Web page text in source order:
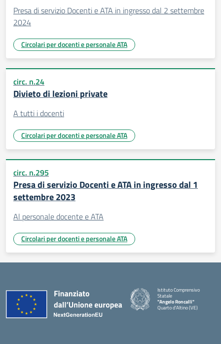
Presa di servizio Docenti e ATA in ingresso dal 2 settembre
2024
Circolari per docenti e personale ATA
circ. n.24
Divieto di lezioni private
A tutti i docenti
Circolari per docenti e personale ATA
circ. n.295
Presa di servizio Docenti e ATA in ingresso dal 1
settembre 2023
Al personale docente e ATA
Circolari per docenti e personale ATA
Istituto Comprensivo
Statale
"Angelo Roncalli"
Quarto d'Altino (VE)